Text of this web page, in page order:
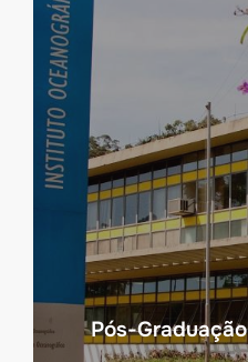
Pós-Graduação